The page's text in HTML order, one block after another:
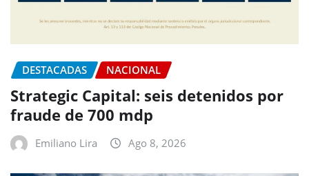
DESTACADAS NACIONAL
Strategic Capital: seis detenidos por
fraude de 700 mdp
Emiliano Lira Ago 8, 2026